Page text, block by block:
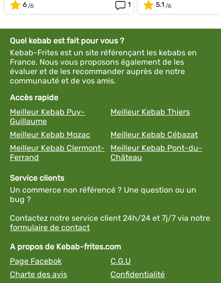
6
1
5.1
Quel kebab est fait pour vous ?
Kebab-Frites est un site référençant les kebabs en
France. Nous vous proposons également de les
évaluer et de les recommander auprès de notre
communauté et de vos amis.
Accès rapide
Meilleur Kebab Puy-
Guillaume
Meilleur Kebab Thiers
Meilleur Kebab Mozac
Meilleur Kebab Cébazat
Meilleur Kebab Clermont-
Ferrand
Meilleur Kebab Pont-du-
Château
Service clients
Un commerce non référencé ? Une question ou un
bug ?
Contactez notre service client 24h/24 et 7j/7 via notre
formulaire de contact
A propos de Kebab-frites.com
Page Facebok
C.G.U
Charte des avis
Confidentialité